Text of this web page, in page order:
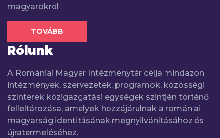
magyarokról
TOVÁBB
Rólunk
A Romániai Magyar Intézménytár célja mindazon
intézmények, szervezetek, programok, közösségi
színterek közigazgatási egységek szintjén történő
felleltározása, amelyek hozzájárulnak a romániai
magyarság identitásának megnyilvánításához és
újratermeléséhez.